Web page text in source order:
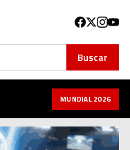
Buscar
MUNDIAL 2026